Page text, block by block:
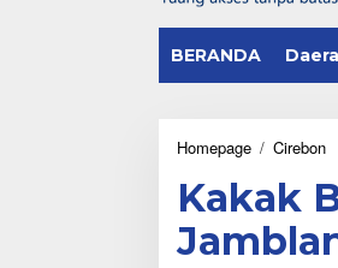
BERANDA
Homepage / Cirebon
k
a
k
B
Kakak